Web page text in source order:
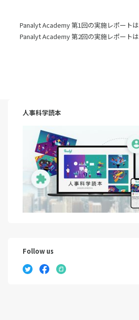
Panalyt Academy 第1回の実施レポートは
Panalyt Academy 第2回の実施レポートは
人事科学読本
Follow us